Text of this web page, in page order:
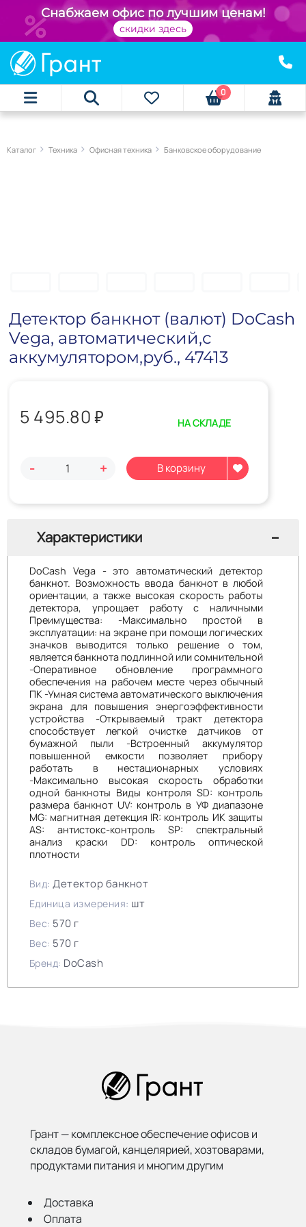
Снабжаем офис по лучшим ценам!
скидки здесь
0
Каталог Техника Офисная техника Банковское оборудование
Детектор банкнот (валют) DoCash
Vega, автоматический,с
аккумулятором,руб., 47413
5 495.80₽ НА СКЛАДЕ
- +
Характеристики
DoCash Vega - это автоматический детектор
банкнот. Возможность ввода банкнот в любой
ориентации, а также высокая скорость работы
детектора, упрощает работу с наличными
Преимущества: -Максимально простой в
эксплуатации: на экране при помощи логических
значков выводится только решение о том,
является банкнота подлинной или сомнительной
-Оперативное обновление программного
обеспечения на рабочем месте через обычный
ПК -Умная система автоматического выключения
экрана для повышения энергоэффективности
устройства -Открываемый тракт детектора
способствует легкой очистке датчиков от
бумажной пыли -Встроенный аккумулятор
повышенной емкости позволяет прибору
работать в нестационарных условиях
-Максимально высокая скорость обработки
одной банкноты Виды контроля SD: контроль
размера банкнот UV: контроль в УФ диапазоне
MG: магнитная детекция IR: контроль ИК защиты
AS: антистокс-контроль SP: спектральный
анализ краски DD: контроль оптической
плотности
Вид: Детектор банкнот
Единица измерения: шт
Вес: 570 г
Вес: 570 г
Бренд: DoCash
Грант — комплексное обеспечение офисов и
складов бумагой, канцелярией, хозтоварами,
продуктами питания и многим другим
Доставка
Оплата